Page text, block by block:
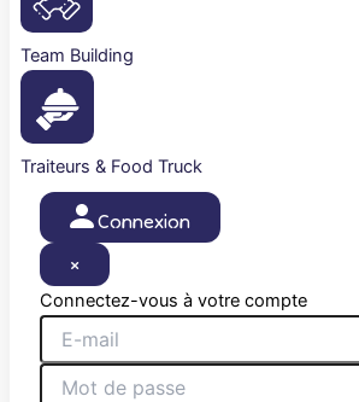
Team Building
Traiteurs & Food Truck
Connexion
×
Connectez-vous à votre compte